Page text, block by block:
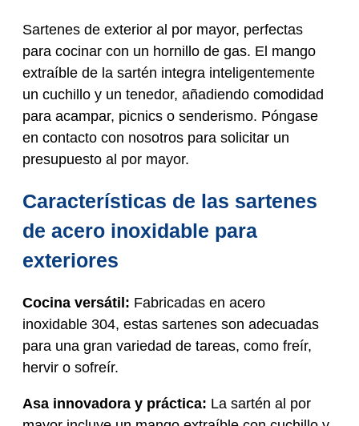
Sartenes de exterior al por mayor, perfectas
para cocinar con un hornillo de gas. El mango
extraíble de la sartén integra inteligentemente
un cuchillo y un tenedor, añadiendo comodidad
para acampar, picnics o senderismo. Póngase
en contacto con nosotros para solicitar un
presupuesto al por mayor.
Características de las sartenes
de acero inoxidable para
exteriores
Cocina versátil: Fabricadas en acero
inoxidable 304, estas sartenes son adecuadas
para una gran variedad de tareas, como freír,
hervir o sofreír.
Asa innovadora y práctica: La sartén al por